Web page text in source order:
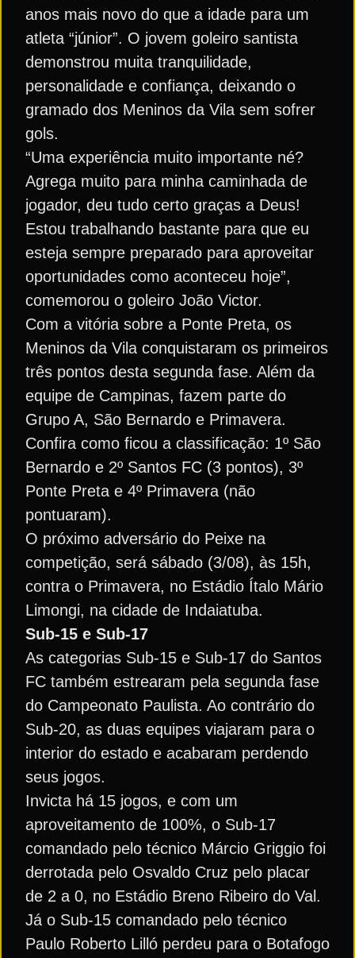
anos mais novo do que a idade para um
atleta “júnior”. O jovem goleiro santista
demonstrou muita tranquilidade,
personalidade e confiança, deixando o
gramado dos Meninos da Vila sem sofrer
gols.
“Uma experiência muito importante né?
Agrega muito para minha caminhada de
jogador, deu tudo certo graças a Deus!
Estou trabalhando bastante para que eu
esteja sempre preparado para aproveitar
oportunidades como aconteceu hoje”,
comemorou o goleiro João Victor.
Com a vitória sobre a Ponte Preta, os
Meninos da Vila conquistaram os primeiros
três pontos desta segunda fase. Além da
equipe de Campinas, fazem parte do
Grupo A, São Bernardo e Primavera.
Confira como ficou a classificação: 1º São
Bernardo e 2º Santos FC (3 pontos), 3º
Ponte Preta e 4º Primavera (não
pontuaram).
O próximo adversário do Peixe na
competição, será sábado (3/08), às 15h,
contra o Primavera, no Estádio Ítalo Mário
Limongi, na cidade de Indaiatuba.
Sub-15 e Sub-17
As categorias Sub-15 e Sub-17 do Santos
FC também estrearam pela segunda fase
do Campeonato Paulista. Ao contrário do
Sub-20, as duas equipes viajaram para o
interior do estado e acabaram perdendo
seus jogos.
Invicta há 15 jogos, e com um
aproveitamento de 100%, o Sub-17
comandado pelo técnico Márcio Griggio foi
derrotada pelo Osvaldo Cruz pelo placar
de 2 a 0, no Estádio Breno Ribeiro do Val.
Já o Sub-15 comandado pelo técnico
Paulo Roberto Lilló perdeu para o Botafogo